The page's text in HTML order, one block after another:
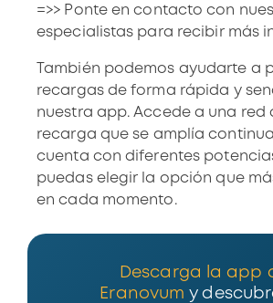
=>> Ponte en contacto con
especialistas para recibir más
También podemos ayudarte a
recargas de forma rápida y
nuestra app. Accede a una red
recarga que se amplía
cuenta con diferentes
puedas elegir la opción que
en cada momento.
Descarga la app
Eranovum y